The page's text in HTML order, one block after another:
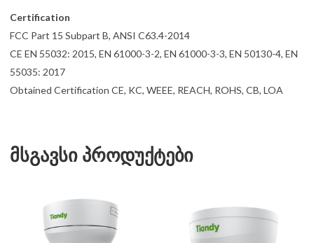
Certification
FCC Part 15 Subpart B, ANSI C63.4-2014
CE EN 55032: 2015, EN 61000-3-2, EN 61000-3-3, EN 50130-4, EN
55035: 2017
Obtained Certification CE, KC, WEEE, REACH, ROHS, CB, LOA
მსგავსი პროდუქტები